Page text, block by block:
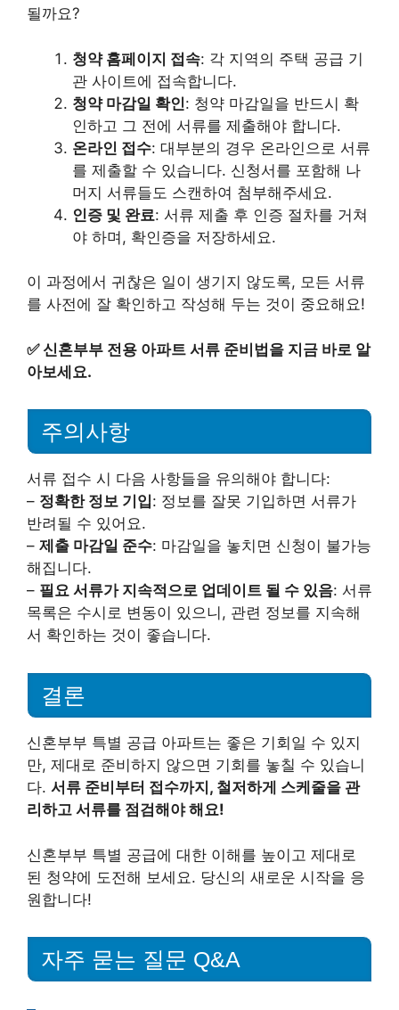
될까요?
청약 홈페이지 접속: 각 지역의 주택 공급 기
관 사이트에 접속합니다.
청약 마감일 확인: 청약 마감일을 반드시 확
인하고 그 전에 서류를 제출해야 합니다.
온라인 접수: 대부분의 경우 온라인으로 서류
를 제출할 수 있습니다. 신청서를 포함해 나
머지 서류들도 스캔하여 첨부해주세요.
인증 및 완료: 서류 제출 후 인증 절차를 거쳐
야 하며, 확인증을 저장하세요.
이 과정에서 귀찮은 일이 생기지 않도록, 모든 서류
를 사전에 잘 확인하고 작성해 두는 것이 중요해요!
✅신혼부부 전용 아파트 서류 준비법을 지금 바로 알
아보세요.
주의사항
서류 접수 시 다음 사항들을 유의해야 합니다:
– 정확한 정보 기입: 정보를 잘못 기입하면 서류가
반려될 수 있어요.
– 제출 마감일 준수: 마감일을 놓치면 신청이 불가능
해집니다.
– 필요 서류가 지속적으로 업데이트 될 수 있음: 서류
목록은 수시로 변동이 있으니, 관련 정보를 지속해
서 확인하는 것이 좋습니다.
결론
신혼부부 특별 공급 아파트는 좋은 기회일 수 있지
만, 제대로 준비하지 않으면 기회를 놓칠 수 있습니
다. 서류 준비부터 접수까지, 철저하게 스케줄을 관
리하고 서류를 점검해야 해요!
신혼부부 특별 공급에 대한 이해를 높이고 제대로
된 청약에 도전해 보세요. 당신의 새로운 시작을 응
원합니다!
자주 묻는 질문 Q&A